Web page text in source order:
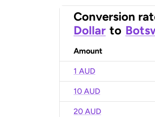
Conversion
Dollar to
Amount
1 AUD
10 AUD
20 AUD